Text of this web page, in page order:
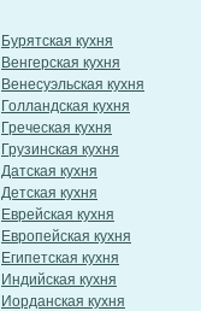
Бурятская кухня
Венгерская кухня
Венесуэльская кухня
Голландская кухня
Греческая кухня
Грузинская кухня
Датская кухня
Детская кухня
Еврейская кухня
Европейская кухня
Египетская кухня
Индийская кухня
Иорданская кухня